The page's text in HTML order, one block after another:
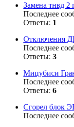
Замена тнвд 2
Последнее
Ответы: 1
Отключения
Последнее
Ответы: 3
Мицубиси
Последнее
Ответы: 6
Сгорел блок
Последнее